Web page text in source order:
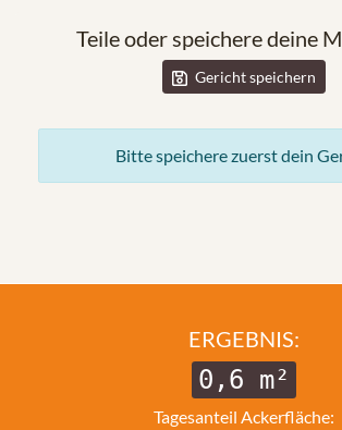
Teile oder speichere deine
Gericht speichern
Bitte speichere zuerst dein
ERGEBNIS:
0,6 m²
Tagesanteil Ackerfläche:
© 2025 Zukunftstiftung Landwirtschaft
IMPRESSUM SPENDEN